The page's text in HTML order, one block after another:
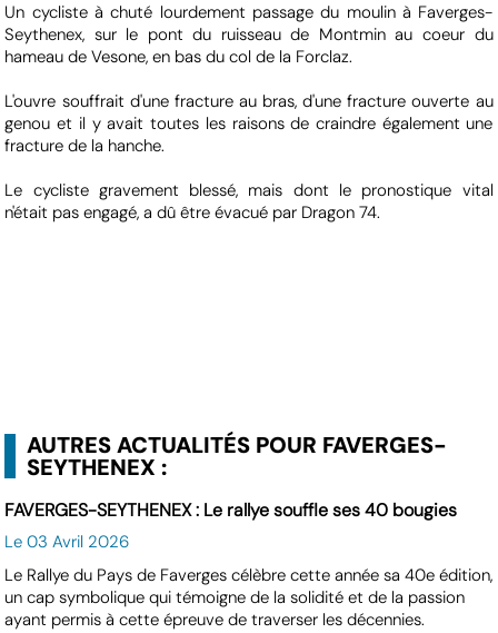
Un cycliste à chuté lourdement passage du moulin à Faverges-
Seythenex, sur le pont du ruisseau de Montmin au coeur du
hameau de Vesone, en bas du col de la Forclaz.
L'ouvre souffrait d'une fracture au bras, d'une fracture ouverte au
genou et il y avait toutes les raisons de craindre également une
fracture de la hanche.
Le cycliste gravement blessé, mais dont le pronostique vital
n'était pas engagé, a dû être évacué par Dragon 74.
AUTRES ACTUALITÉS POUR FAVERGES-
SEYTHENEX :
FAVERGES-SEYTHENEX : Le rallye souffle ses 40 bougies
Le 03 Avril 2026
Le Rallye du Pays de Faverges célèbre cette année sa 40e édition,
un cap symbolique qui témoigne de la solidité et de la passion
ayant permis à cette épreuve de traverser les décennies.